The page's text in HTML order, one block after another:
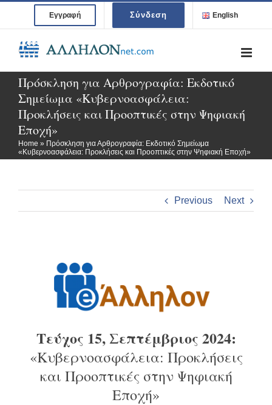
content
Εγγραφή Σύνδεση English
Πρόσκληση για Αρθρογραφία: Εκδοτικό
Σημείωμα «Κυβερνοασφάλεια:
Προκλήσεις και Προοπτικές στην Ψηφιακή
Εποχή»
Home » Πρόσκληση για Αρθρογραφία: Εκδοτικό Σημείωμα
«Κυβερνοασφάλεια: Προκλήσεις και Προοπτικές στην Ψηφιακή Εποχή»
Previous Next
Τεύχος 15, Σεπτέμβριος 2024:
«Κυβερνοασφάλεια: Προκλήσεις
και Προοπτικές στην Ψηφιακή
Εποχή»